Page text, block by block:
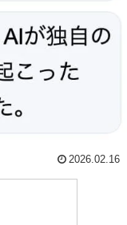
2026.02.16